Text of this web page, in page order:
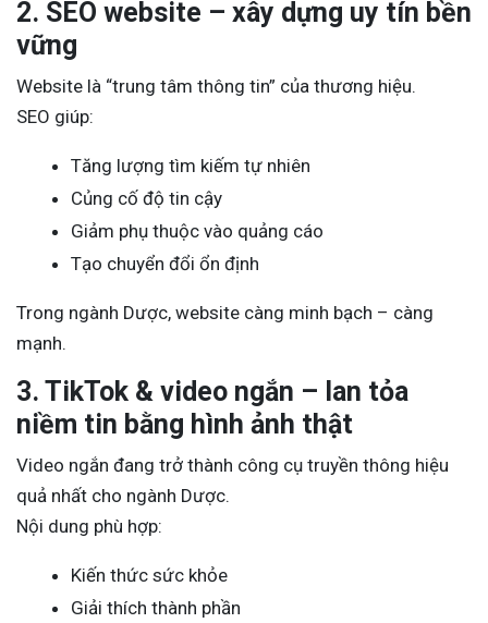
2. SEO website – xây dựng uy tín bền
vững
Website là “trung tâm thông tin” của thương hiệu.
SEO giúp:
Tăng lượng tìm kiếm tự nhiên
Củng cố độ tin cậy
Giảm phụ thuộc vào quảng cáo
Tạo chuyển đổi ổn định
Trong ngành Dược, website càng minh bạch – càng
mạnh.
3. TikTok & video ngắn – lan tỏa
niềm tin bằng hình ảnh thật
Video ngắn đang trở thành công cụ truyền thông hiệu
quả nhất cho ngành Dược.
Nội dung phù hợp:
Kiến thức sức khỏe
Giải thích thành phần